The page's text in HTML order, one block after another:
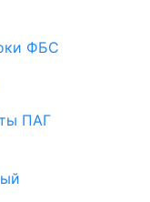
ФБС
ПАГ